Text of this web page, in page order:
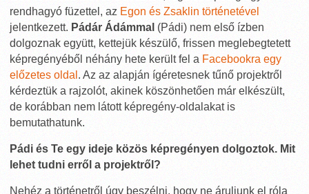
rendhagyó füzettel, az Egon és Zsaklin történetével
jelentkezett. Pádár Ádámmal (Pádi) nem első ízben
dolgoznak együtt, kettejük készülő, frissen meglebegtetett
képregényéből néhány hete került fel a Facebookra egy
előzetes oldal . Az az alapján ígéretesnek tűnő projektről
kérdeztük a rajzolót, akinek köszönhetően már elkészült,
de korábban nem látott képregény-oldalakat is
bemutathatunk.
Pádi és Te egy ideje közös képregényen dolgoztok. Mit
lehet tudni erről a projektről?
Nehéz a történetről úgy beszélni, hogy ne áruljunk el róla